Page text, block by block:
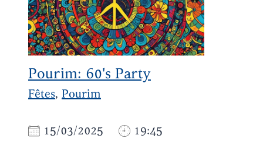
Pourim: 60's Party
Fêtes, Pourim
15/03/2025
19:45